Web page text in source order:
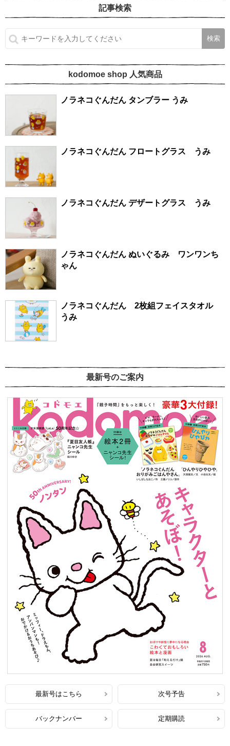
記事検索
kodomoe shop 人気商品
ノラネコぐんだん タンブラー うみ
ノラネコぐんだん フロートグラス うみ
ノラネコぐんだん デザートグラス うみ
ノラネコぐんだん ぬいぐるみ ワンワンち
ゃん
ノラネコぐんだん 2枚組フェイスタオル
うみ
最新号のご案内
最新号はこちら 次号予告
バックナンバー 定期購読